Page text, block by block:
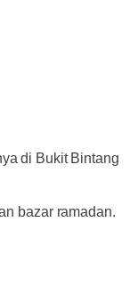
di Bukit Bintang
bazar ramadan.